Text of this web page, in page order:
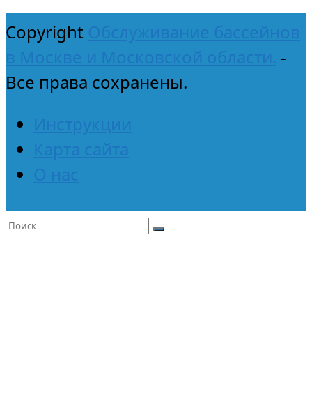
Copyright Обслуживание бассейнов
в Москве и Московской области. -
Все права сохранены.
Инструкции
Карта сайта
О нас